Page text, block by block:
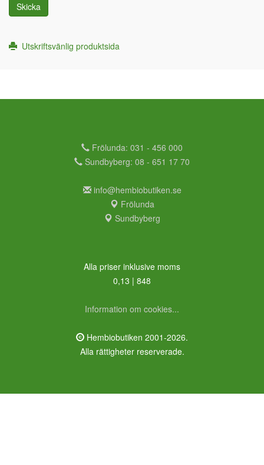
Skicka
Utskriftsvänlig produktsida
Frölunda: 031 - 456 000
Sundbyberg: 08 - 651 17 70
info@hembiobutiken.se
Frölunda
Sundbyberg
Alla priser inklusive moms
0,13 | 848
Information om cookies...
Hembiobutiken 2001-2026.
Alla rättigheter reserverade.